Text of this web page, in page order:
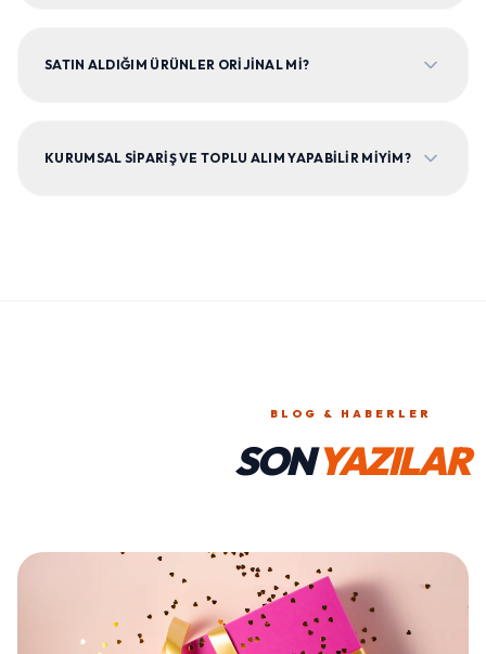
SATIN ALDIĞIM ÜRÜNLER ORIJINAL MI?
KURUMSAL SIPARIŞ VE TOPLU ALIM YAPABILIR MIYIM?
BLOG & HABERLER
SONYAZILAR